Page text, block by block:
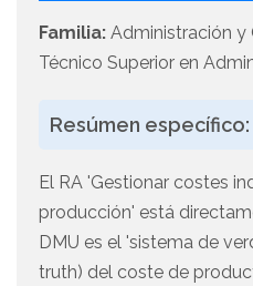
Familia: Administración y
Técnico Superior en
Resúmen específico:
El RA 'Gestionar costes
producción' está
DMU es el 'sistema de
truth) del coste de